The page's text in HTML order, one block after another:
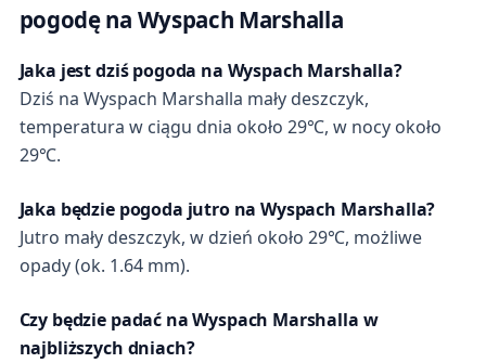
pogodę na Wyspach Marshalla
Jaka jest dziś pogoda na Wyspach Marshalla?
Dziś na Wyspach Marshalla mały deszczyk,
temperatura w ciągu dnia około 29℃, w nocy około
29℃.
Jaka będzie pogoda jutro na Wyspach Marshalla?
Jutro mały deszczyk, w dzień około 29℃, możliwe
opady (ok. 1.64 mm).
Czy będzie padać na Wyspach Marshalla w
najbliższych dniach?